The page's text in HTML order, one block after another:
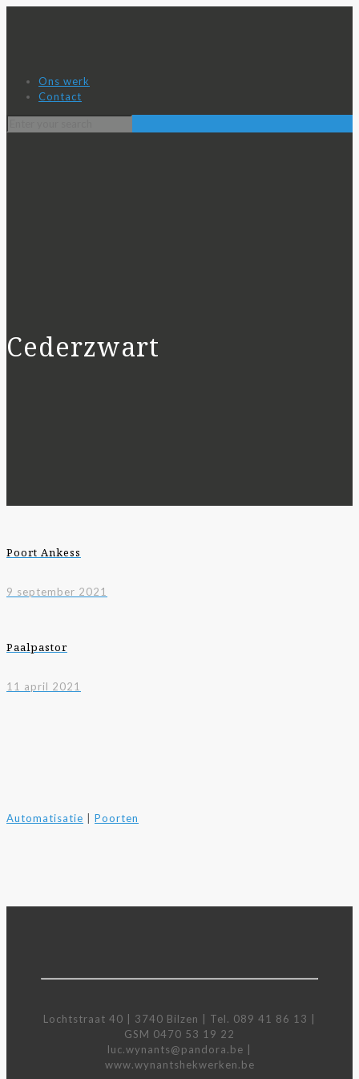
Ons werk
Contact
Cederzwart
Poort Ankess
9 september 2021
Paalpastor
11 april 2021
Automatisatie Poorten
Lochtstraat 40 | 3740 Bilzen | Tel. 089 41 86 13 |
GSM 0470 53 19 22
luc.wynants@pandora.be |
www.wynantshekwerken.be